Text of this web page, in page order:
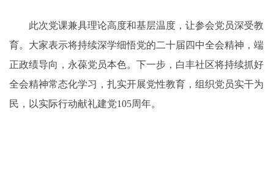
此次党课兼具理论高度和基层温度，让参会党员深受教
育。大家表示将持续深学细悟党的二十届四中全会精神，端
正政绩导向，永葆党员本色。下一步，白丰社区将持续抓好
全会精神常态化学习，扎实开展党性教育，组织党员实干为
民，以实际行动献礼建党105周年。